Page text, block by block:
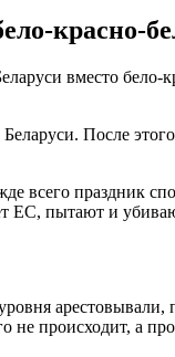
красно-
вместо бело-
После
всего праздник
ЕС, пытают и
арестовывали,
происходит, а